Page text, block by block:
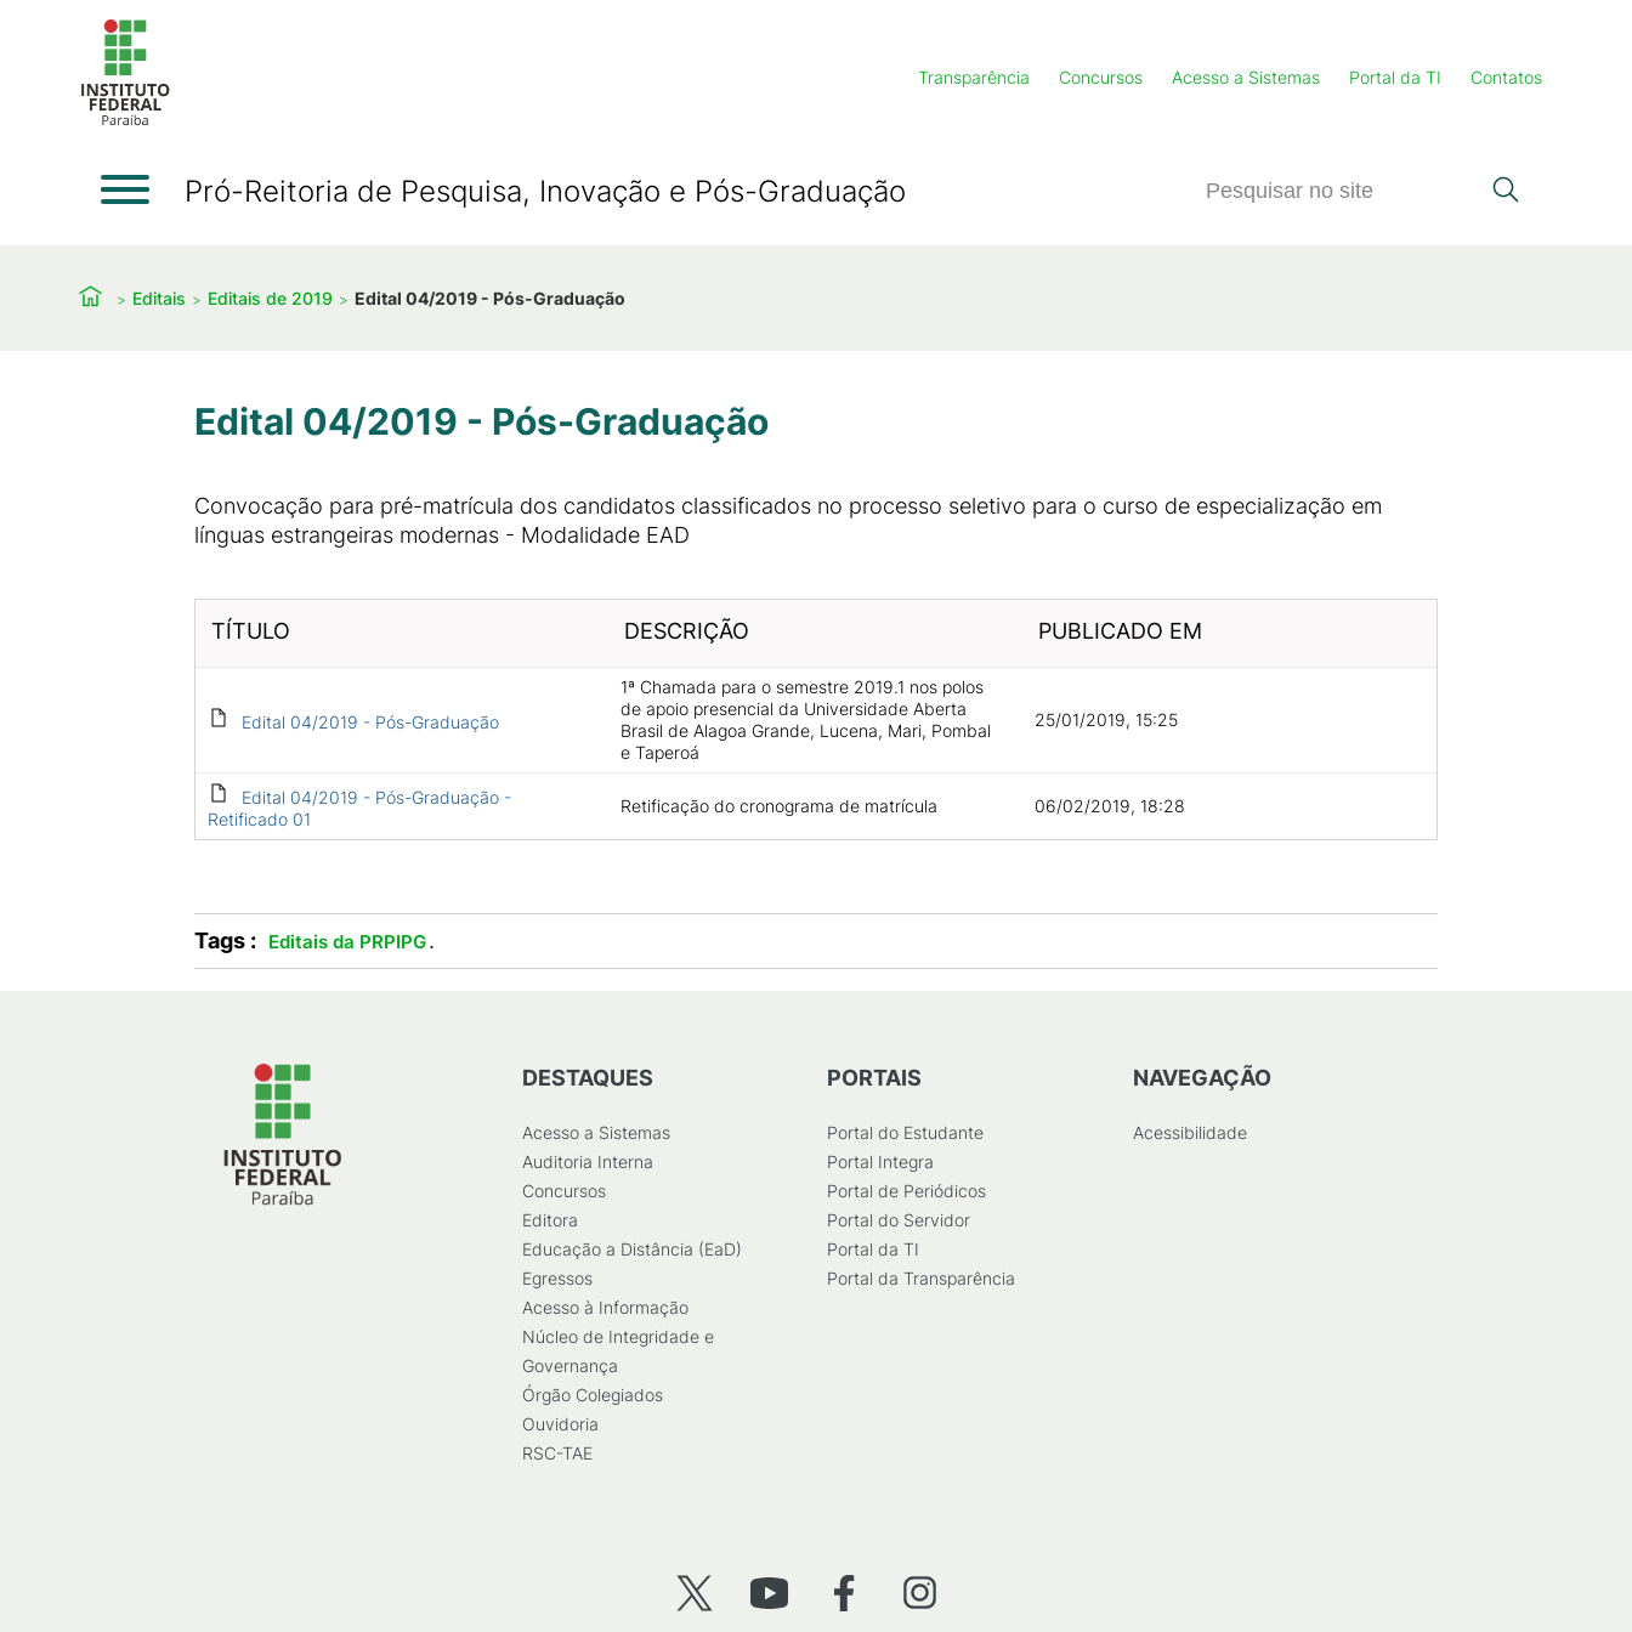
Transparência Concursos Acesso a Sistemas Portal da TI Contatos
Pró-Reitoria de Pesquisa, Inovação e Pós-Graduação
Editais Editais de 2019 Edital 04/2019 - Pós-Graduação
Edital 04/2019 - Pós-Graduação
Convocação para pré-matrícula dos candidatos classificados no processo seletivo para o curso de especialização em
línguas estrangeiras modernas - Modalidade EAD
TÍTULO DESCRIÇÃO PUBLICADO EM
Edital 04/2019 - Pós-Graduação
1ª Chamada para o semestre 2019.1 nos polos
de apoio presencial da Universidade Aberta
Brasil de Alagoa Grande, Lucena, Mari, Pombal
e Taperoá
25/01/2019, 15:25
Edital 04/2019 - Pós-Graduação -
Retificado 01
Retificação do cronograma de matrícula 06/02/2019, 18:28
Tags : Editais da PRPIPG.
DESTAQUES
Acesso a Sistemas
Auditoria Interna
Concursos
Editora
Educação a Distância (EaD)
Egressos
Acesso à Informação
Núcleo de Integridade e
Governança
Órgão Colegiados
Ouvidoria
RSC-TAE
PORTAIS
Portal do Estudante
Portal Integra
Portal de Periódicos
Portal do Servidor
Portal da TI
Portal da Transparência
NAVEGAÇÃO
Acessibilidade